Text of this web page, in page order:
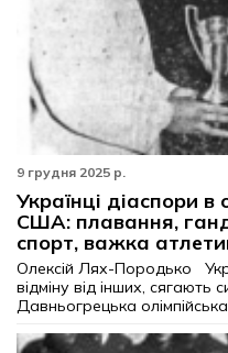
9 грудня 2025 р.
Українці діаспори в
США: плавання,
спорт, важка
Олексій Лях-Породько
відміну від інших, сягають
Давньогрецька